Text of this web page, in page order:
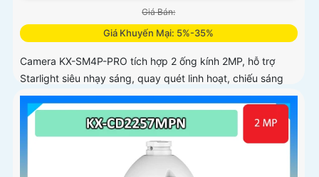
Giá Bán:
Giá Khuyến Mại: 5%-35%
Camera KX-SM4P-PRO tích hợp 2 ống kính 2MP, hỗ trợ
Starlight siêu nhạy sáng, quay quét linh hoạt, chiếu sáng
kép thông minh và LED ánh sáng ấm 30m. Công nghệ AI-
ISP kết hợp cảm biến lớn tối ưu hình ảnh ban đêm